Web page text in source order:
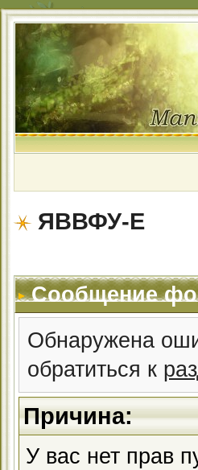
ЯВВФУ-Е
Сообщение
Обнаружена
обратиться к
Причина:
У вас нет прав